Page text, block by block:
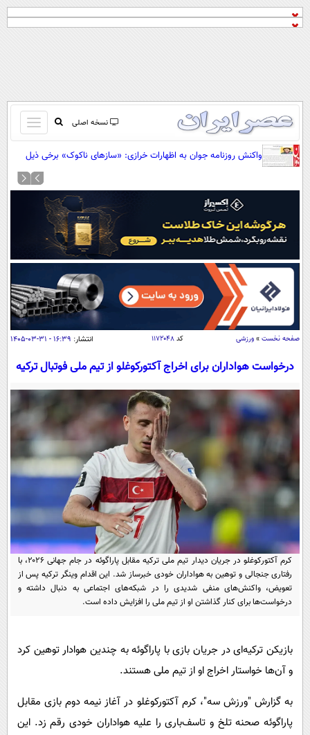
نسخه اصلی
باز
و
بسته
کردن
صفحه اول
آرشیو
نظرسنجی
آب و هوا
اوقات شرعی
سواد زندگی
اقتصاد
اقتصادی
جامعه
حوادث
سلامت
یک برش دانایی
محیط زیست
سفر و تفریح
بین الملل
سیاست خارجی
فرهنگ و هنر
علم و دانش
فناوری و It
علمی
اخبار کریپتو
قرآن
گوناگون
سرگرمی
باشگاه مغز
مجله تصویری سلاح
فیلم
اقتصاد
ورزش
سیاست
فناوری
گوناگون
حوادث
محیط زیست
عصر ایران 2
خواندنی ها و دیدنی ها
داستان کوتاه
روانشناسی
آشپزی
دانلود
آموزش زبان
واکنش روزنامه جوان به اظهارات خرازی: «ساز‌های ناکوک» برخی ذیل
صفحه نخست » ورزشی کد۱۱۷۲۰۴۸ انتشار: ۱۶:۳۹ - ۳۱-۰۳-۱۴۰۵
درخواست هواداران برای اخراج آکتورکوغلو از تیم ملی فوتبال ترکیه
کرم آکتورکوغلو در جریان دیدار تیم ملی ترکیه مقابل پاراگوئه در جام جهانی ۲۰۲۶، با
رفتاری جنجالی و توهین به هواداران خودی خبرساز شد. این اقدام وینگر ترکیه پس از
تعویض، واکنش‌های منفی شدیدی را در شبکه‌های اجتماعی به دنبال داشته و
درخواست‌ها برای کنار گذاشتن او از تیم ملی را افزایش داده است.
بازیکن ترکیه‌ای در جریان بازی با پاراگوئه به چندین هوادار توهین کرد
و آن‌ها خواستار اخراج او از تیم ملی هستند.
به گزارش "ورزش سه"، کرم آکتورکوغلو در آغاز نیمه دوم بازی مقابل
پاراگوئه صحنه تلخ و تاسف‌باری را علیه هواداران خودی رقم زد. این